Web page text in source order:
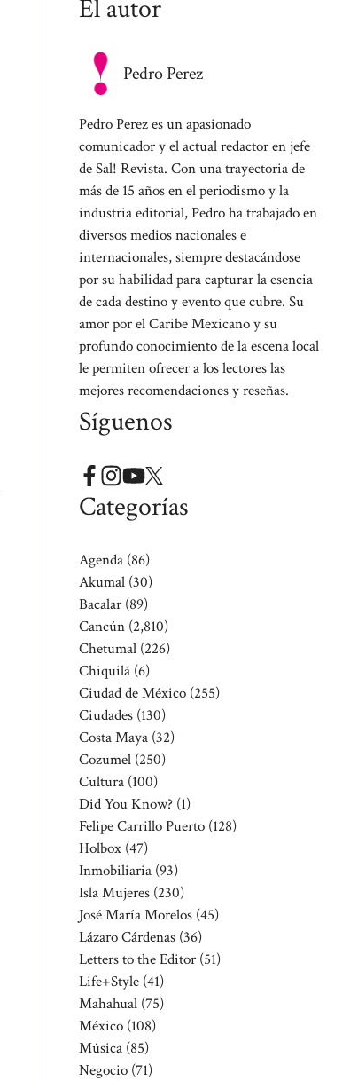
El autor
Pedro Perez
Pedro Perez es un apasionado
comunicador y el actual redactor en jefe
de Sal! Revista. Con una trayectoria de
más de 15 años en el periodismo y la
industria editorial, Pedro ha trabajado en
diversos medios nacionales e
internacionales, siempre destacándose
por su habilidad para capturar la esencia
de cada destino y evento que cubre. Su
amor por el Caribe Mexicano y su
profundo conocimiento de la escena local
le permiten ofrecer a los lectores las
mejores recomendaciones y reseñas.
Síguenos
Categorías
Agenda (86)
Akumal (30)
Bacalar (89)
Cancún (2,810)
Chetumal (226)
Chiquilá (6)
Ciudad de México (255)
Ciudades (130)
Costa Maya (32)
Cozumel (250)
Cultura (100)
Did You Know? (1)
Felipe Carrillo Puerto (128)
Holbox (47)
Inmobiliaria (93)
Isla Mujeres (230)
José María Morelos (45)
Lázaro Cárdenas (36)
Letters to the Editor (51)
Life+Style (41)
Mahahual (75)
México (108)
Música (85)
Negocio (71)